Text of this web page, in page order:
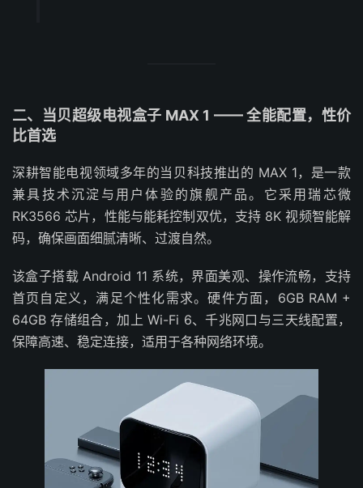
二、当贝超级电视盒子 MAX 1 —— 全能配置，性价
比首选
深耕智能电视领域多年的当贝科技推出的 MAX 1，是一款
兼具技术沉淀与用户体验的旗舰产品。它采用瑞芯微
RK3566 芯片，性能与能耗控制双优，支持 8K 视频智能解
码，确保画面细腻清晰、过渡自然。
该盒子搭载 Android 11 系统，界面美观、操作流畅，支持
首页自定义，满足个性化需求。硬件方面，6GB RAM +
64GB 存储组合，加上 Wi-Fi 6、千兆网口与三天线配置，
保障高速、稳定连接，适用于各种网络环境。